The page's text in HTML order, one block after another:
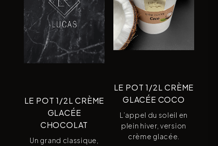
LE POT 1/2L CRÈME
GLACÉE
CHOCOLAT
Un grand classique,
LE POT 1/2L CRÈME
GLACÉE COCO
L’appel du soleil en
plein hiver, version
crème glacée.